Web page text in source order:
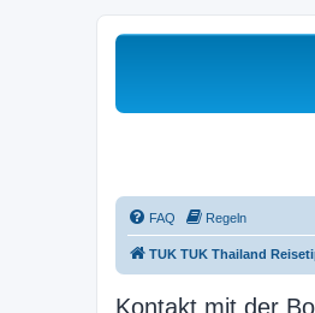
FAQ Regeln
TUK TUK Thailand
Kontakt mit der